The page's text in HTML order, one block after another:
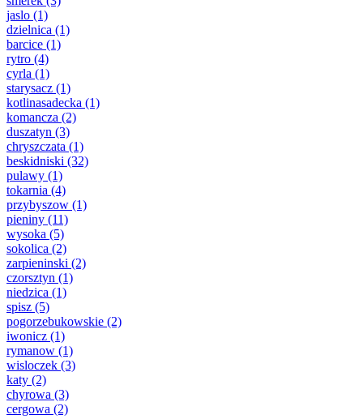
jaslo (1)
dzielnica (1)
barcice (1)
rytro (4)
cyrla (1)
starysacz (1)
kotlinasadecka (1)
komancza (2)
duszatyn (3)
chryszczata (1)
beskidniski (32)
pulawy (1)
tokarnia (4)
przybyszow (1)
pieniny (11)
wysoka (5)
sokolica (2)
zarpieninski (2)
czorsztyn (1)
niedzica (1)
spisz (5)
pogorzebukowskie (2)
iwonicz (1)
rymanow (1)
wisloczek (3)
katy (2)
chyrowa (3)
cergowa (2)